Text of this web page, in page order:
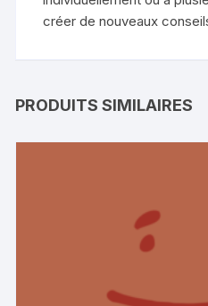
créer de nouveaux
PRODUITS SIMILAIRES